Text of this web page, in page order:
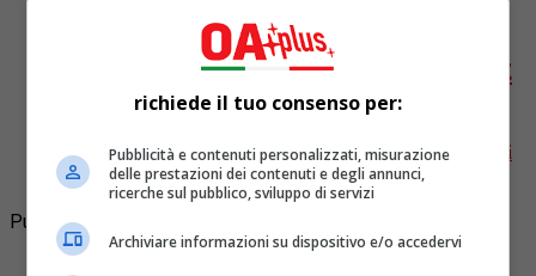
Rubrica, PALINSESTO MUSICALE: Enzo
Jannacci, Pippo Baudo, Spandau Ballet
programmi su Enzo Jannacci e Spandau Ballett e poi
Battiti Live, concerti, documentari e lirica: ecco...
Pubblicità
I più letti
richiede il tuo consenso per:
Pubblicità e contenuti personalizzati, misurazione
delle prestazioni dei contenuti e degli annunci,
ricerche sul pubblico, sviluppo di servizi
Archiviare informazioni su dispositivo e/o accedervi